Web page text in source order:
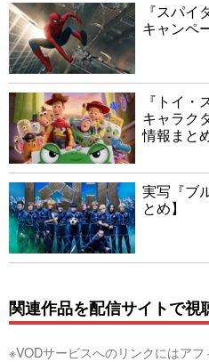
『スパイ
キャンペ
『トイ・
キャラク
情報まと
実写『ブ
とめ】
関連作品を配信サイトで視
※VODサービスへのリンクにはア